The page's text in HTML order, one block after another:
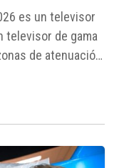
es un televisor
televisor de gama
de atenuación,
parece